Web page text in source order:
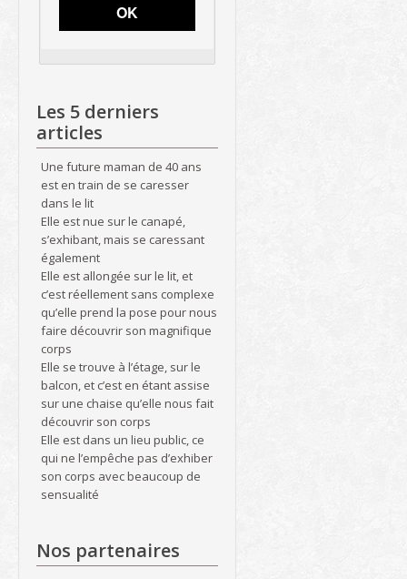
OK
Les 5 derniers
articles
Une future maman de 40 ans
est en train de se caresser
dans le lit
Elle est nue sur le canapé,
s’exhibant, mais se caressant
également
Elle est allongée sur le lit, et
c’est réellement sans complexe
qu’elle prend la pose pour nous
faire découvrir son magnifique
corps
Elle se trouve à l’étage, sur le
balcon, et c’est en étant assise
sur une chaise qu’elle nous fait
découvrir son corps
Elle est dans un lieu public, ce
qui ne l’empêche pas d’exhiber
son corps avec beaucoup de
sensualité
Nos partenaires